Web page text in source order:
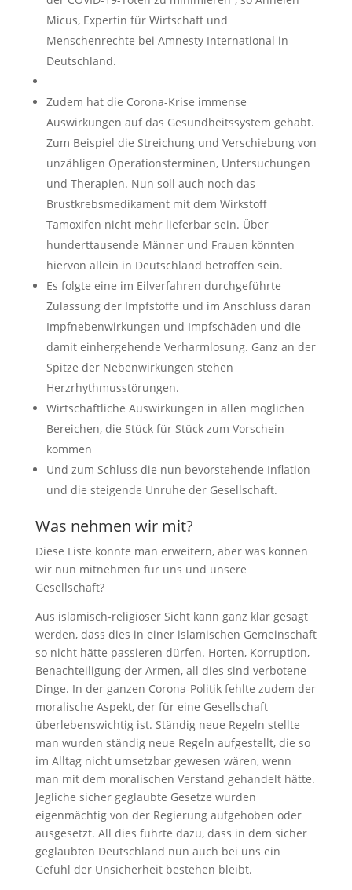
Micus, Expertin für Wirtschaft und
Menschenrechte bei Amnesty International in
Deutschland.
Zudem hat die Corona-Krise immense
Auswirkungen auf das Gesundheitssystem gehabt.
Zum Beispiel die Streichung und Verschiebung von
unzähligen Operationsterminen, Untersuchungen
und Therapien. Nun soll auch noch das
Brustkrebsmedikament mit dem Wirkstoff
Tamoxifen nicht mehr lieferbar sein. Über
hunderttausende Männer und Frauen könnten
hiervon allein in Deutschland betroffen sein.
Es folgte eine im Eilverfahren durchgeführte
Zulassung der Impfstoffe und im Anschluss daran
Impfnebenwirkungen und Impfschäden und die
damit einhergehende Verharmlosung. Ganz an der
Spitze der Nebenwirkungen stehen
Herzrhythmusstörungen.
Wirtschaftliche Auswirkungen in allen möglichen
Bereichen, die Stück für Stück zum Vorschein
kommen
Und zum Schluss die nun bevorstehende Inflation
und die steigende Unruhe der Gesellschaft.
Was nehmen wir mit?
Diese Liste könnte man erweitern, aber was können
wir nun mitnehmen für uns und unsere
Gesellschaft?
Aus islamisch-religiöser Sicht kann ganz klar gesagt
werden, dass dies in einer islamischen Gemeinschaft
so nicht hätte passieren dürfen. Horten, Korruption,
Benachteiligung der Armen, all dies sind verbotene
Dinge. In der ganzen Corona-Politik fehlte zudem der
moralische Aspekt, der für eine Gesellschaft
überlebenswichtig ist. Ständig neue Regeln stellte
man wurden ständig neue Regeln aufgestellt, die so
im Alltag nicht umsetzbar gewesen wären, wenn
man mit dem moralischen Verstand gehandelt hätte.
Jegliche sicher geglaubte Gesetze wurden
eigenmächtig von der Regierung aufgehoben oder
ausgesetzt. All dies führte dazu, dass in dem sicher
geglaubten Deutschland nun auch bei uns ein
Gefühl der Unsicherheit bestehen bleibt.